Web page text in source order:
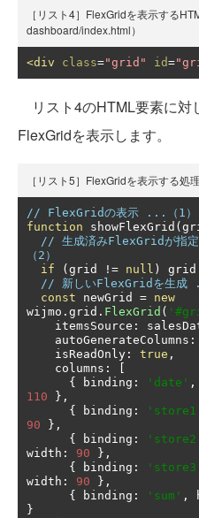
［リスト4］FlexGridを表示する
dashboard/index.html）
<div class="grid" id=
リスト4のHTML要素に対
FlexGridを表示します。
［リスト5］FlexGridを表示する処
// FlexGridの表示 ...（1）
function showFlexGrid (
// 生成済みFlexGridが指
（2）
if
( grid != null ) grid
// 新しいFlexGridを生成
const newGrid = new
wijmo . grid . FlexGrid (
    itemsSource
:
    autoGenerateColumns
:
    isReadOnly
: true ,
    columns
:
{
binding : 'date' ,
110
},
{
binding :
90
},
{
binding :
width : 90
},
{
binding :
width : 90
},
{
binding : 'sum' ,
}